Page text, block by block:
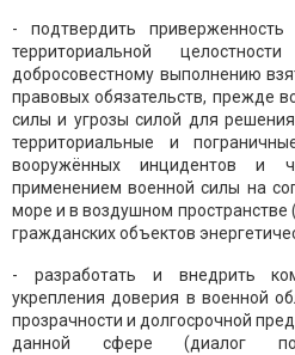
- подтвердить
территориальной
добросовестному выполнению
правовых обязательств, прежде
силы и угрозы силой для
территориальные и
вооружённых инцидентов и
применением военной силы на
море и в воздушном пространстве
гражданских объектов
- разработать и внедрить
укрепления доверия в военной
прозрачности и долгосрочной
данной сфере (диалог